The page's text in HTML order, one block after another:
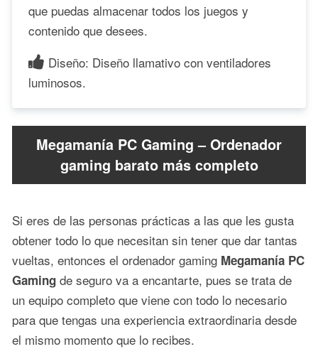
que puedas almacenar todos los juegos y
contenido que desees.
Diseño: Diseño llamativo con ventiladores
luminosos.
Megamanía PC Gaming – Ordenador
gaming barato más completo
Si eres de las personas prácticas a las que les gusta
obtener todo lo que necesitan sin tener que dar tantas
vueltas, entonces el ordenador gaming Megamanía PC
Gaming de seguro va a encantarte, pues se trata de
un equipo completo que viene con todo lo necesario
para que tengas una experiencia extraordinaria desde
el mismo momento que lo recibes.